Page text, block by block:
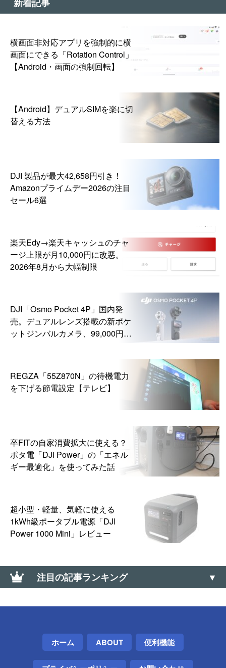
横画面非対応アプリを強制的に横
画面にできる「Rotation Control」
【Android・画面の強制回転】
【Android】デュアルSIMを楽に切
替える方法
DJI 製品が最大42,658円引き！
Amazonプライムデー2026の注目
セール6選
楽天Edy→楽天キャッシュのチャ
ージ上限が月10,000円に改悪。
2026年8月から大幅制限
DJI「Osmo Pocket 4P」国内発
売。デュアルレンズ搭載の新ポケ
ットジンバルカメラ、99,000円か
REGZA「55Z870N」の待機電力
を下げる節電設定【テレビ】
卒FITの自家消費拡大に使える？
ポタ電「DJI Power」の「エネル
ギー最適化」を使ってみた話
超小型・軽量、気軽に使える
1kWh級ポータブル電源「DJI
Power 1000 Mini」レビュー
注目の記事ランキング
iPhoneのWi-Fiテザリングをスリープさせず常時利用
可能にする方法とTIPS【安定性アップ】
ホーム ABOUT 便利機能